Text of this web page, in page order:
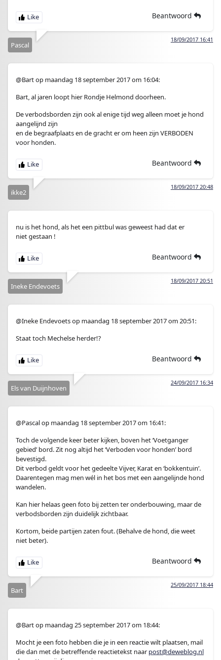
Beantwoord
18/09/2017 16:41
Pascal
@Bart op maandag 18 september 2017 om 16:04:
Bart, al jaren loopt hier Rondje Helmond doorheen.
De verbodsborden zijn ook al enige tijd weg alleen moet je hond
aangelijnd zijn
en de begraafplaats en de gracht er om heen zijn VERBODEN
voor honden.
Beantwoord
18/09/2017 20:48
ikke2
nu is het hond, als het een pittbul was geweest had dat er
niet gestaan !
Beantwoord
18/09/2017 20:51
Ineke Endevoets
@Ineke Endevoets op maandag 18 september 2017 om 20:51:
Staat toch Mechelse herder!?
Beantwoord
24/09/2017 16:34
Els van Duijnhoven
@Pascal op maandag 18 september 2017 om 16:41:
Toch de volgende keer beter kijken, boven het ‘Voetganger
gebied’ bord. Zit nog altijd het ‘Verboden voor honden’ bord
bevestigd.
Dit verbod geldt voor het gedeelte Vijver, Karat en ‘bokkentuin’.
Daarentegen mag men wél in het bos met een aangelijnde hond
wandelen.
Kan hier helaas geen foto bij zetten ter onderbouwing, maar de
verbodsborden zijn duidelijk zichtbaar.
Kortom, beide partijen zaten fout. (Behalve de hond, die weet
niet beter).
Beantwoord
25/09/2017 18:44
Bart
@Bart op maandag 25 september 2017 om 18:44:
Mocht je een foto hebben die je in een reactie wilt plaatsen, mail
die dan met de betreffende reactietekst naar post@deweblog.nl